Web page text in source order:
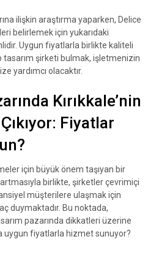
ilişkin araştırma yaparken, Delice
belirlemek için yukarıdaki
Uygun fiyatlarla birlikte kaliteli
şirketi bulmak, işletmenizin
yardımcı olacaktır.
Kırıkkale’nin
Fiyatlar
için büyük önem taşıyan bir
birlikte, şirketler çevrimiçi
müşterilere ulaşmak için
duymaktadır. Bu noktada,
pazarında dikkatleri üzerine
uygun fiyatlarla hizmet sunuyor?